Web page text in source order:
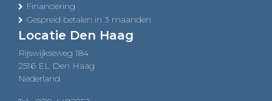
Financiering
Gespreid betalen in 3 maanden
Locatie Den Haag
Rijswijkseweg 184
2516 EL Den Haag
Nederland